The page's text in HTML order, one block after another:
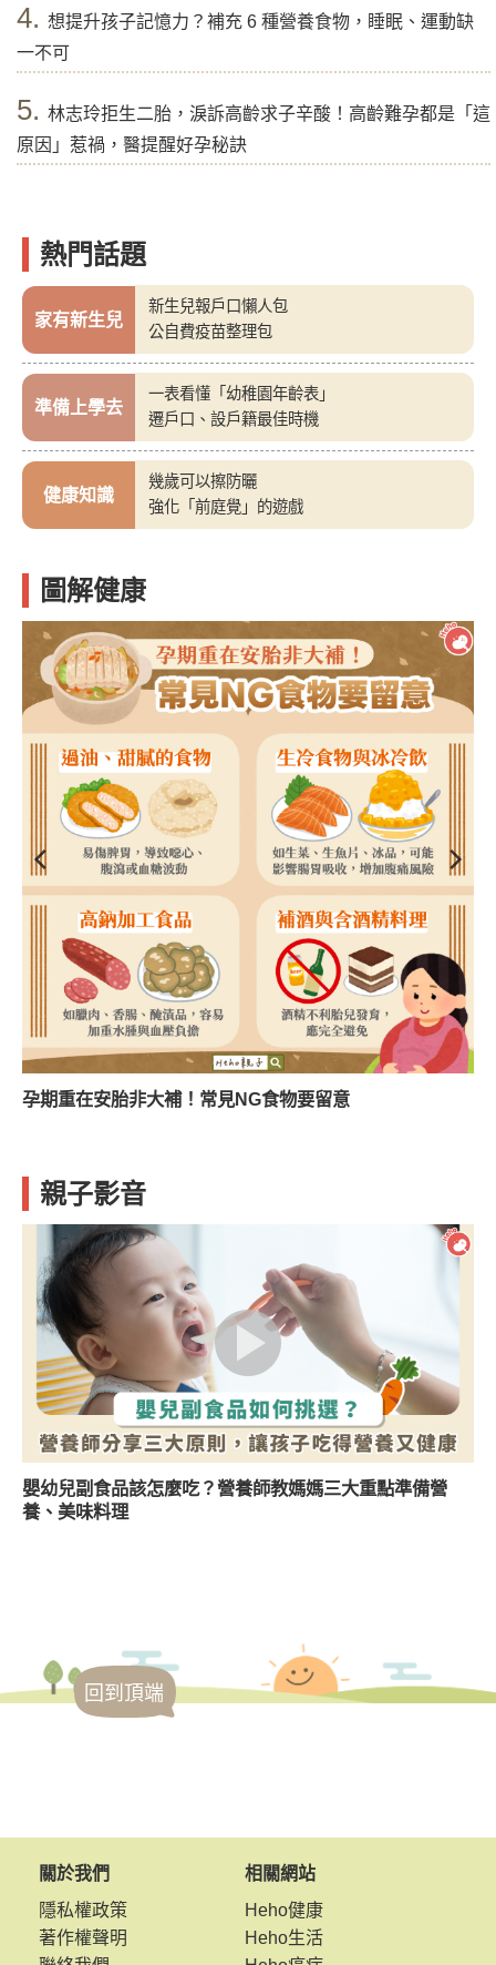
4. 想提升孩子記憶力？補充 6 種營養食物，睡眠、運動缺
一不可
5. 林志玲拒生二胎，淚訴高齡求子辛酸！高齡難孕都是「這
原因」惹禍，醫提醒好孕秘訣
熱門話題
家有新生兒
新生兒報戶口懶人包
公自費疫苗整理包
準備上學去
一表看懂「幼稚園年齡表」
遷戶口、設戶籍最佳時機
健康知識
幾歲可以擦防曬
強化「前庭覺」的遊戲
圖解健康
孕期重在安胎非大補！常見NG食物要留意
親子影音
嬰幼兒副食品該怎麼吃？營養師教媽媽三大重點準備營
養、美味料理
回到頂端
關於我們
隱私權政策
著作權聲明
相關網站
Heho健康
Heho生活